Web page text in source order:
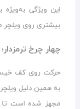
این ویژگی به‌ویژه
بیشتری روی ویلچر
چهار چرخ
حرکت روی کف خیس
مجهز شده است تا